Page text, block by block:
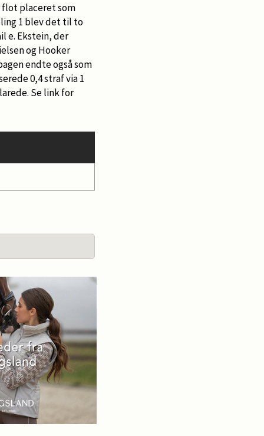
flot placeret som
1 blev det til to
e. Ekstein, der
og Hooker
endte også som
0,4 straf via 1
Se link for